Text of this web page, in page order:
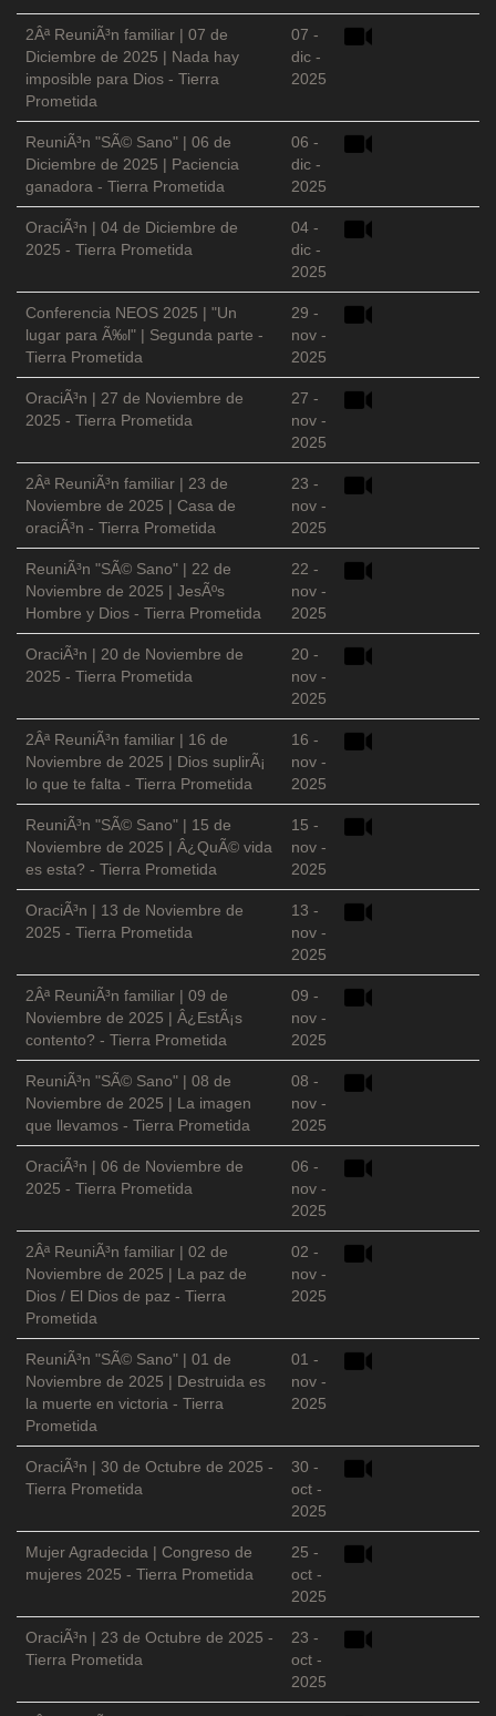
2Âª ReuniÃ³n familiar | 07 de
Diciembre de 2025 | Nada hay
imposible para Dios - Tierra
Prometida
07 -
dic -
2025
ReuniÃ³n "SÃ© Sano" | 06 de
Diciembre de 2025 | Paciencia
ganadora - Tierra Prometida
06 -
dic -
2025
OraciÃ³n | 04 de Diciembre de
2025 - Tierra Prometida
04 -
dic -
2025
Conferencia NEOS 2025 | "Un
lugar para Ã‰l" | Segunda parte -
Tierra Prometida
29 -
nov -
2025
OraciÃ³n | 27 de Noviembre de
2025 - Tierra Prometida
27 -
nov -
2025
2Âª ReuniÃ³n familiar | 23 de
Noviembre de 2025 | Casa de
oraciÃ³n - Tierra Prometida
23 -
nov -
2025
ReuniÃ³n "SÃ© Sano" | 22 de
Noviembre de 2025 | JesÃºs
Hombre y Dios - Tierra Prometida
22 -
nov -
2025
OraciÃ³n | 20 de Noviembre de
2025 - Tierra Prometida
20 -
nov -
2025
2Âª ReuniÃ³n familiar | 16 de
Noviembre de 2025 | Dios suplirÃ¡
lo que te falta - Tierra Prometida
16 -
nov -
2025
ReuniÃ³n "SÃ© Sano" | 15 de
Noviembre de 2025 | Â¿QuÃ© vida
es esta? - Tierra Prometida
15 -
nov -
2025
OraciÃ³n | 13 de Noviembre de
2025 - Tierra Prometida
13 -
nov -
2025
2Âª ReuniÃ³n familiar | 09 de
Noviembre de 2025 | Â¿EstÃ¡s
contento? - Tierra Prometida
09 -
nov -
2025
ReuniÃ³n "SÃ© Sano" | 08 de
Noviembre de 2025 | La imagen
que llevamos - Tierra Prometida
08 -
nov -
2025
OraciÃ³n | 06 de Noviembre de
2025 - Tierra Prometida
06 -
nov -
2025
2Âª ReuniÃ³n familiar | 02 de
Noviembre de 2025 | La paz de
Dios / El Dios de paz - Tierra
Prometida
02 -
nov -
2025
ReuniÃ³n "SÃ© Sano" | 01 de
Noviembre de 2025 | Destruida es
la muerte en victoria - Tierra
Prometida
01 -
nov -
2025
OraciÃ³n | 30 de Octubre de 2025 -
Tierra Prometida
30 -
oct -
2025
Mujer Agradecida | Congreso de
mujeres 2025 - Tierra Prometida
25 -
oct -
2025
OraciÃ³n | 23 de Octubre de 2025 -
Tierra Prometida
23 -
oct -
2025